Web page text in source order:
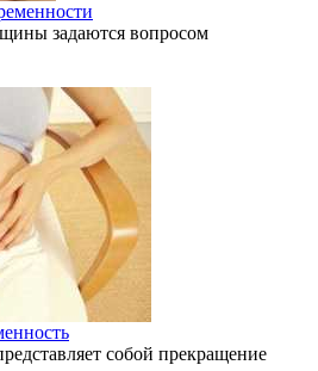
задаются вопросом
собой прекращение